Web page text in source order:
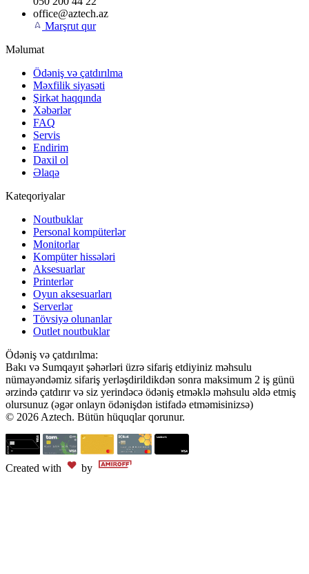
office@aztech.az
Marşrut qur
Məlumat
Ödəniş və çatdırılma
Məxfilik siyasəti
Şirkət haqqında
Xəbərlər
FAQ
Servis
Endirim
Daxil ol
Əlaqə
Kateqoriyalar
Noutbuklar
Personal kompüterlər
Monitorlar
Kompüter hissələri
Aksesuarlar
Printerlər
Oyun aksesuarları
Serverlər
Tövsiyə olunanlar
Outlet noutbuklar
Ödəniş və çatdırılma:
Bakı və Sumqayıt şəhərləri üzrə sifariş etdiyiniz məhsulu
nümayəndəmiz sifariş yerləşdirildikdən sonra maksimum 2 iş günü
ərzində çatdırır və siz yerindəcə ödəniş etməklə məhsulu əldə etmiş
olursunuz (əgər onlayn ödənişdən istifadə etməmisinizsə)
© 2026 Aztech. Bütün hüquqlar qorunur.
Created with by